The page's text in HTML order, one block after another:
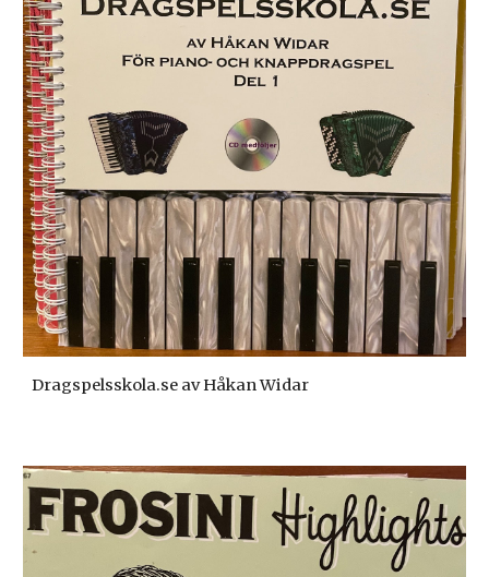
Dragspelsskola.se av Håkan Widar